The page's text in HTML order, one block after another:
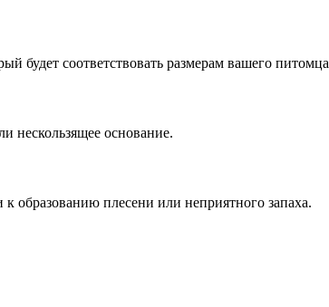
соответствовать размерам вашего
нескользящее основание.
образованию плесени или неприятного запаха.